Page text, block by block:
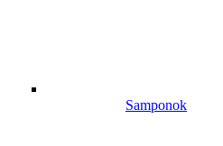
Samponok